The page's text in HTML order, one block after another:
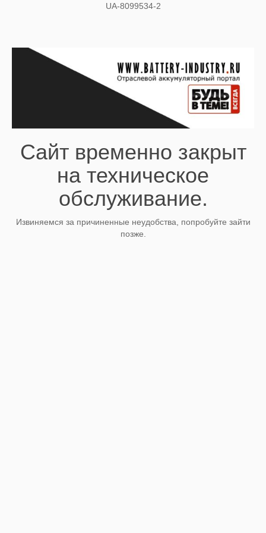
UA-8099534-2
Сайт временно закрыт
на техническое
обслуживание.
Извиняемся за причиненные неудобства, попробуйте зайти
позже.